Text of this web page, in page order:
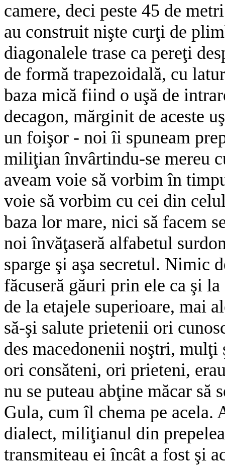
camere, deci peste 45 de
au construit nişte curţi de
diagonalele trase ca pereţi
de formă trapezoidală, cu
baza mică fiind o uşă de
decagon, mărginit de aceste
un foişor - noi îi spuneam
miliţian învârtindu-se mereu
aveam voie să vorbim în
voie să vorbim cu cei din
baza lor mare, nici să facem
noi învăţaseră alfabetul
sparge şi aşa secretul. Nimic
făcuseră găuri prin ele ca şi
de la etajele superioare, mai
să-şi salute prietenii ori
des macedonenii noştri,
ori consăteni, ori prieteni,
nu se puteau abţine măcar să
Gula, cum îl chema pe
dialect, miliţianul din
transmiteau ei încât a fost şi